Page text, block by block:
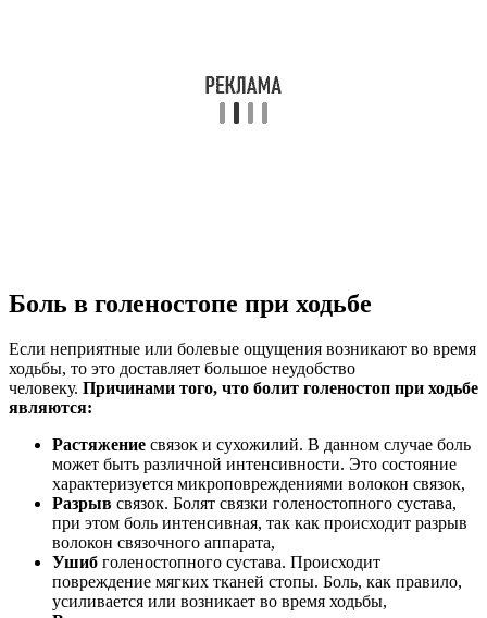
Боль в голеностопе при ходьбе
Если неприятные или болевые ощущения возникают во время
ходьбы, то это доставляет большое неудобство
человеку. Причинами того, что болит голеностоп при ходьбе
являются:
Растяжение связок и сухожилий. В данном случае боль
может быть различной интенсивности. Это состояние
характеризуется микроповреждениями волокон связок,
Разрыв связок. Болят связки голеностопного сустава,
при этом боль интенсивная, так как происходит разрыв
волокон связочного аппарата,
Ушиб голеностопного сустава. Происходит
повреждение мягких тканей стопы. Боль, как правило,
усиливается или возникает во время ходьбы,